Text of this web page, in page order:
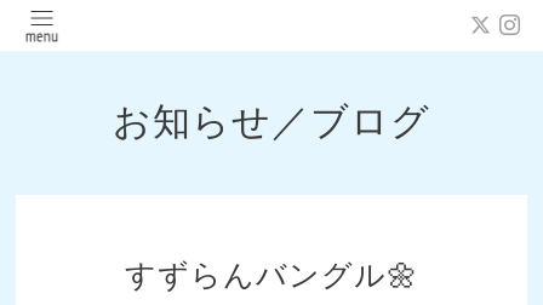
お知らせ／ブログ
すずらんバングル🌼